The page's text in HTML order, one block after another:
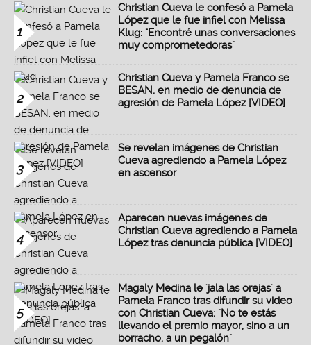
1
Christian Cueva le confesó a Pamela
López que le fue infiel con Melissa
Klug: "Encontré unas conversaciones
muy comprometedoras"
2
Christian Cueva y Pamela Franco se
BESAN, en medio de denuncia de
agresión de Pamela López [VIDEO]
3
Se revelan imágenes de Christian
Cueva agrediendo a Pamela López
en ascensor
4
Aparecen nuevas imágenes de
Christian Cueva agrediendo a Pamela
López tras denuncia pública [VIDEO]
5
Magaly Medina le 'jala las orejas' a
Pamela Franco tras difundir su video
con Christian Cueva: "No te estás
llevando el premio mayor, sino a un
borracho, a un pegalón"